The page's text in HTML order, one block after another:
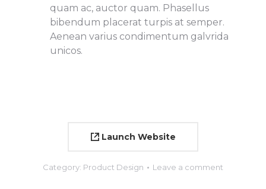
quam ac, auctor quam. Phasellus
bibendum placerat turpis at semper.
Aenean varius condimentum galvrida
unicos.
Launch Website
Category: Product Design Leave a comment